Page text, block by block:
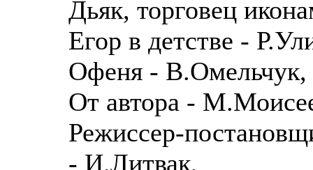
Дьяк, торговец
Егор в детстве -
Офеня - В.Омельчук,
От автора -
Режиссер-
- И.Литвак,